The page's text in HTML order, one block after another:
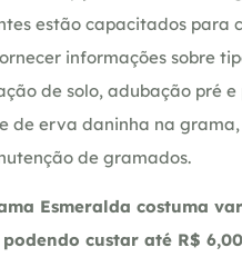
estão capacitados para
informações sobre
de solo, adubação pré e
de erva daninha na grama,
de gramados.
Esmeralda costuma
custar até R$